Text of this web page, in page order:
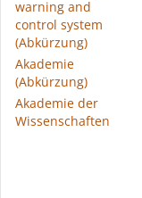
warning and
control system
(Abkürzung)
Akademie
(Abkürzung)
Akademie der
Wissenschaften